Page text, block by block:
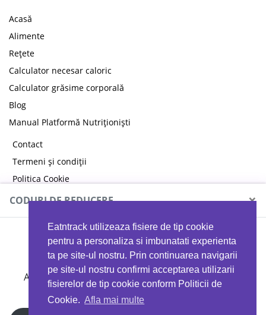
Eatntrack utilizeaza fisiere de tip cookie
pentru a personaliza si imbunatati experienta
ta pe site-ul nostru. Prin continuarea navigarii
pe site-ul nostru confirmi acceptarea utilizarii
fisierelor de tip cookie conform Politicii de
Cookie. Afla mai multe
Acasă
Alimente
Rețete
Calculator necesar caloric
Calculator grăsime corporală
Blog
Manual Platformă Nutriționiști
Contact
Termeni și condiții
Politica Cookie
Politica de confidențialitate
CODURI DE REDUCERE ×
MYPROTEIN
Ai 40%reducere la orice comandă folosind codul
EATTRACK